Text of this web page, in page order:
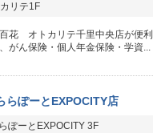
リテ1F
花 オトカリテ千里中央店が便利
がん保険・個人年金保険・学資...
らぽーとEXPOCITY店
ぽーとEXPOCITY 3F